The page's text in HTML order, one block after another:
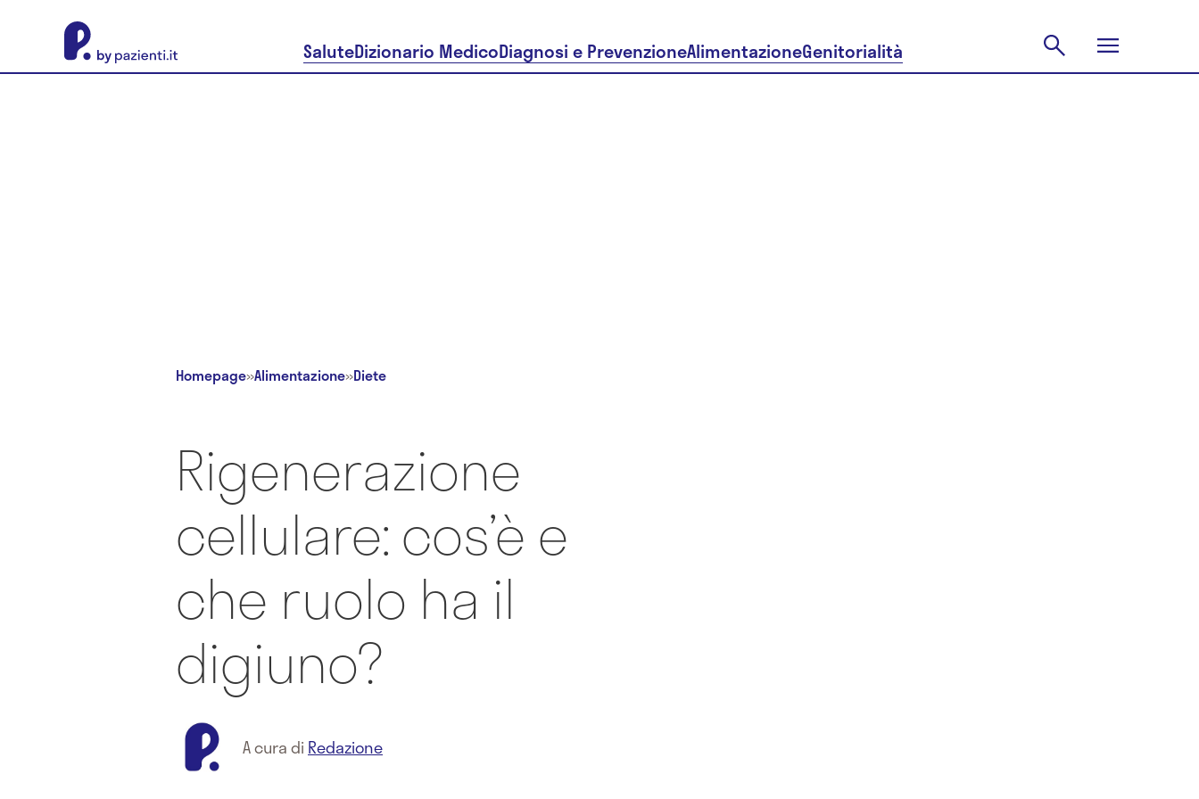
SaluteDizionario MedicoDiagnosi e PrevenzioneAlimentazioneGenitorialità
Homepage»Alimentazione»Diete
Rigenerazione
cellulare: cos’è e
che ruolo ha il
digiuno?
A cura di Redazione